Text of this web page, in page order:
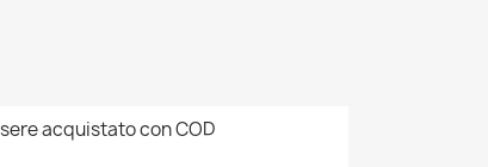
acquistato con COD